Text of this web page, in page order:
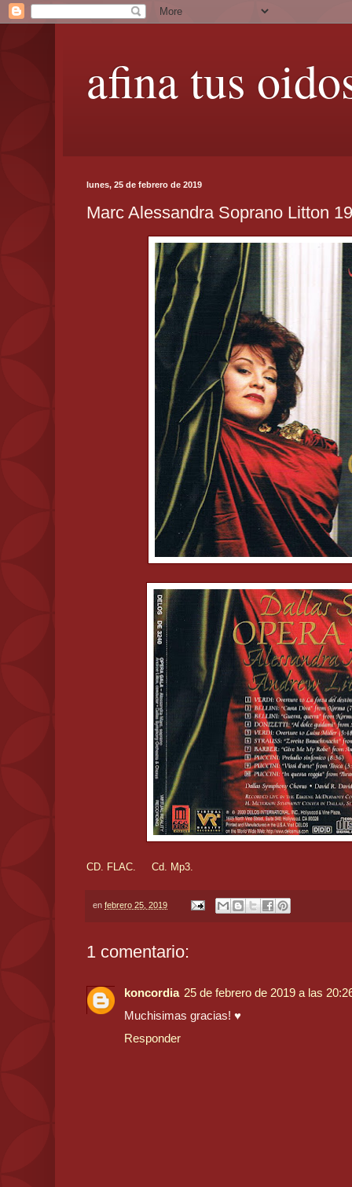
afina tus
lunes, 25 de febrero de 2019
Marc Alessandra Soprano Litton
CD. FLAC. Cd. Mp3.
en febrero 25, 2019
1 comentario:
koncordia 25 de febrero de 2019 a las
Muchisimas gracias! ♥
Responder